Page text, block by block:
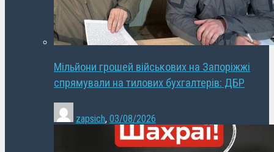
Мільйони грошей військових на Запоріжжі
спрямували на тилових бухгалтерів: ДБР
zapsich, 03/08/2026